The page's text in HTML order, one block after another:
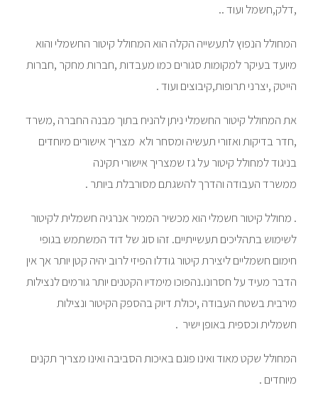
,דלק,חשמל ועוד ..
המחולל הנפוץ לתעשייה הקלה הוא המחולל קיטור החשמלי והוא
מיועד בעיקר למקומות סגורים כמו מעבדות ,חברות מחקר ,חברות
הייטק ,יצרני תרופות,קיבוצים ועוד .
את המחולל קיטור החשמלי ניתן להניח בתוך מבנה החברה ,משרד
,חדר בדיקות ואזורי תעשיה ומסחר ולא מצריך אישורים מיוחדים
בניגוד למחולל קיטור על גז שמצריך אישורי תקינה
ממשרד העבודה והדרך להשגתם מסורבלת ביותר .
. מחולל קיטור חשמלי הוא מכשיר הממיר אנרגיה חשמלית לקיטור
לשימוש בתהליכים תעשייתיים. זהו סוג של דוד המשתמש בגופי
חימום חשמליים ליצירת קיטור גודלו הפיזי לרוב יהיה קטן יותר אך אין
הדבר מעיד על חסרונו.נהפוכו מימדיו הקטנים יותר גורמים לנצילות
מירבית בשטח העבודה ,יכולת דיוק בהספק הקיטור ונצילות
חשמלית וכספית באופן ישיר .
המחולל שקט מאוד ואינו פוגם באיכות הסביבה ואינו מצריך תקנים
מיוחדים .